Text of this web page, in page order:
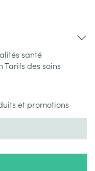
santé
Tarifs des soins
et promotions